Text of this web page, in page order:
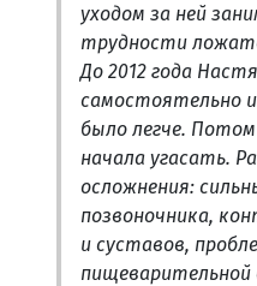
уходом за ней
трудности
До 2012 года
самостоятельно
было легче.
начала угасать.
осложнения:
позвоночника,
и суставов,